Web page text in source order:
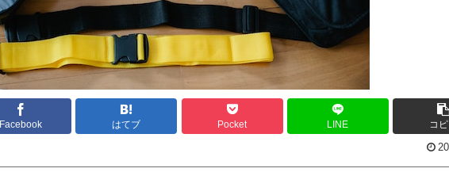
Facebook はてブ Pocket LINE コ